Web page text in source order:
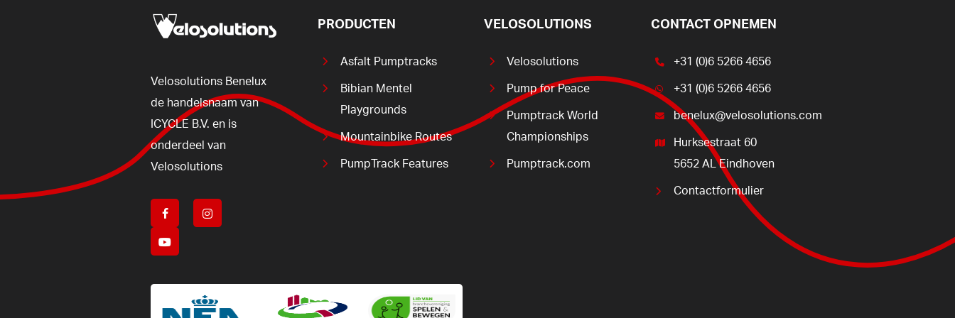
Velosolutions Benelux
de handelsnaam van
ICYCLE B.V. en is
onderdeel van
Velosolutions
PRODUCTEN
Asfalt Pumptracks
Bibian Mentel
Playgrounds
Mountainbike Routes
PumpTrack Features
VELOSOLUTIONS
Velosolutions
Pump for Peace
Pumptrack World
Championships
Pumptrack.com
CONTACT OPNEMEN
+31 (0)6 5266 4656
+31 (0)6 5266 4656
benelux@velosolutions.com
Hurksestraat 60
5652 AL Eindhoven
Contactformulier